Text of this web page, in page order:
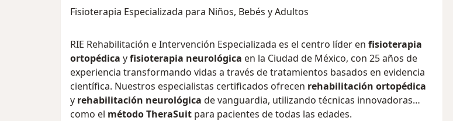
Fisioterapia Especializada para Niños, Bebés y Adultos
RIE Rehabilitación e Intervención Especializada es el centro líder en fisioterapia
ortopédica yfisioterapia neurológica en la Ciudad de México, con 25 años de
experiencia transformando vidas a través de tratamientos basados en evidencia
científica. Nuestros especialistas certificados ofrecen rehabilitación ortopédica
y rehabilitación neurológica de vanguardia, utilizando técnicas innovadoras
como el método TheraSuit para pacientes de todas las edades.